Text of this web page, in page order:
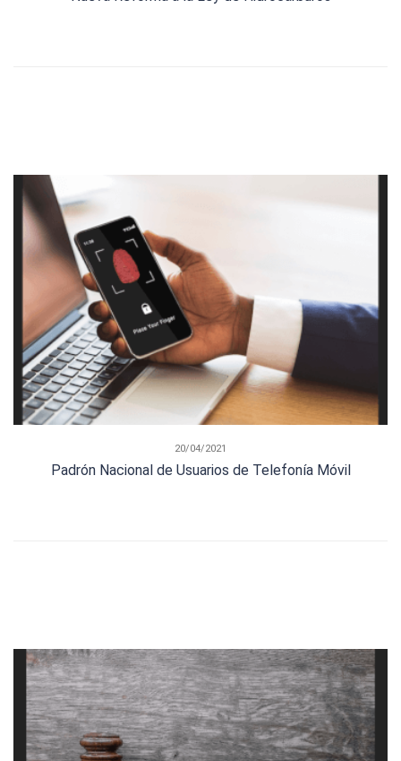
20/04/2021
Padrón Nacional de Usuarios de Telefonía Móvil